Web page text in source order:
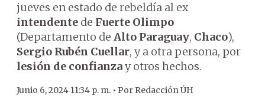
jueves en estado de rebeldía al ex
intendente de Fuerte Olimpo
(Departamento de Alto Paraguay, Chaco),
Sergio Rubén Cuellar, y a otra persona, por
lesión de confianzay otros hechos.
Junio 6, 2024 11:34 p. m. • Por Redacción ÚH